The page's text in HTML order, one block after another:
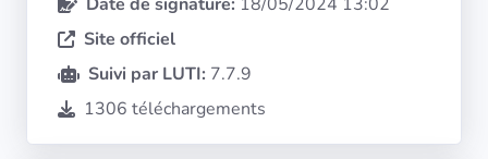
Architectures
Site officiel
Suivi par LUTI: 7.7.9
1306 téléchargements